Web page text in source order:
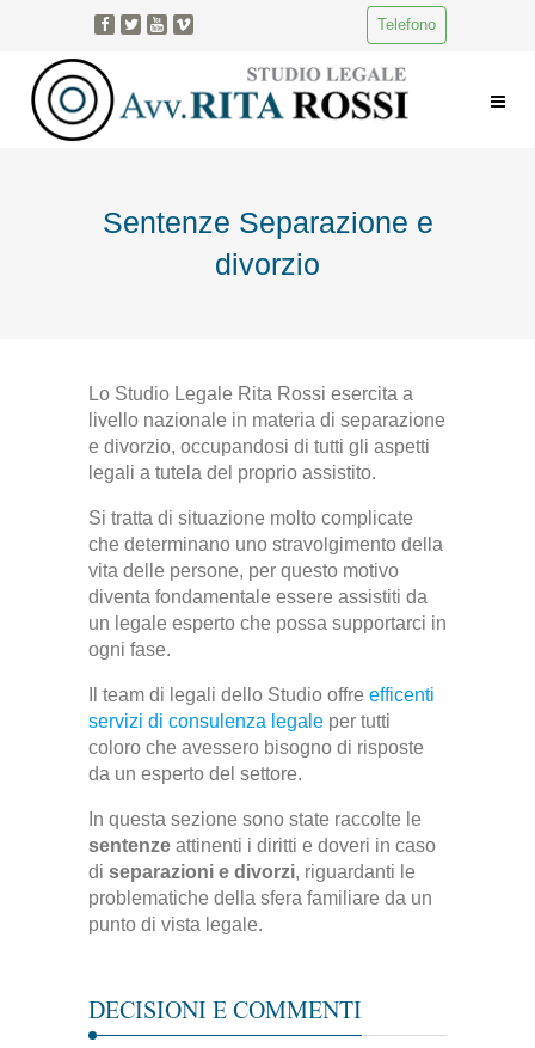
Telefono
Sentenze Separazione e
divorzio
Lo Studio Legale Rita Rossi esercita a
livello nazionale in materia di separazione
e divorzio, occupandosi di tutti gli aspetti
legali a tutela del proprio assistito.
Si tratta di situazione molto complicate
che determinano uno stravolgimento della
vita delle persone, per questo motivo
diventa fondamentale essere assistiti da
un legale esperto che possa supportarci in
ogni fase.
Il team di legali dello Studio offre efficenti
servizi di consulenza legale per tutti
coloro che avessero bisogno di risposte
da un esperto del settore.
In questa sezione sono state raccolte le
sentenze attinenti i diritti e doveri in caso
di separazioni e divorzi, riguardanti le
problematiche della sfera familiare da un
punto di vista legale.
DECISIONI E COMMENTI